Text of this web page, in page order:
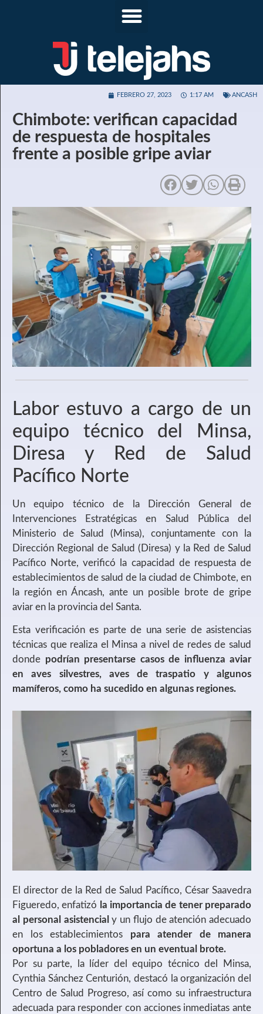
FEBRERO 27, 2023 1:17 AM ANCASH
Chimbote: verifican capacidad
de respuesta de hospitales
frente a posible gripe aviar
Labor estuvo a cargo de un
equipo técnico del Minsa,
Diresa y Red de Salud
Pacífico Norte
Un equipo técnico de la Dirección General de
Intervenciones Estratégicas en Salud Pública del
Ministerio de Salud (Minsa), conjuntamente con la
Dirección Regional de Salud (Diresa) y la Red de Salud
Pacífico Norte, verificó la capacidad de respuesta de
establecimientos de salud de la ciudad de Chimbote, en
la región en Áncash, ante un posible brote de gripe
aviar en la provincia del Santa.
Esta verificación es parte de una serie de asistencias
técnicas que realiza el Minsa a nivel de redes de salud
donde podrían presentarse casos de influenza aviar
en aves silvestres, aves de traspatio y algunos
mamíferos, como ha sucedido en algunas regiones.
El director de la Red de Salud Pacífico, César Saavedra
Figueredo, enfatizó la importancia de tener preparado
al personal asistencialy un flujo de atención adecuado
en los establecimientos para atender de manera
oportuna a los pobladores en un eventual brote.
Por su parte, la líder del equipo técnico del Minsa,
Cynthia Sánchez Centurión, destacó la organización del
Centro de Salud Progreso, así como su infraestructura
adecuada para responder con acciones inmediatas ante